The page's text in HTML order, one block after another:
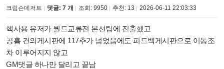
크림슨데저트 댓글: 7 개 조회: 9950 추천: 13 2026-06-11 22:03:33
핵사용 유저가 월드교류전 본선팀에 진출했고
공홈 건의게시판에 117추가 넘었음에도 피드백게시판으로 이동조
차 이루어지지 않고
GM댓글 하나만 달리고 끝남